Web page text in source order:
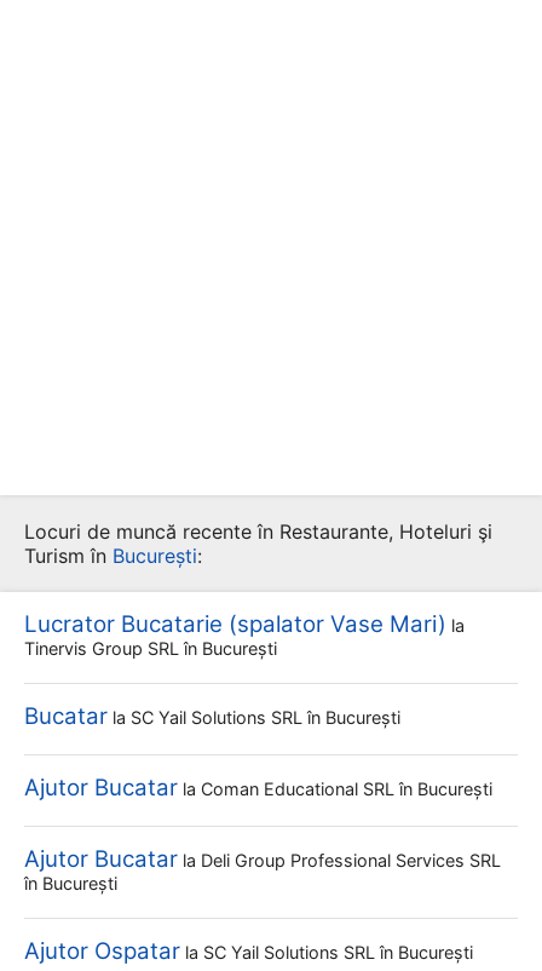
Locuri de muncă recente în Restaurante, Hoteluri şi
Turism în București:
Lucrator Bucatarie (spalator Vase Mari) la
Tinervis Group SRL în București
Bucatar la SC Yail Solutions SRL în București
Ajutor Bucatar la Coman Educational SRL în București
Ajutor Bucatar la Deli Group Professional Services SRL
în București
Ajutor Ospatar la SC Yail Solutions SRL în București